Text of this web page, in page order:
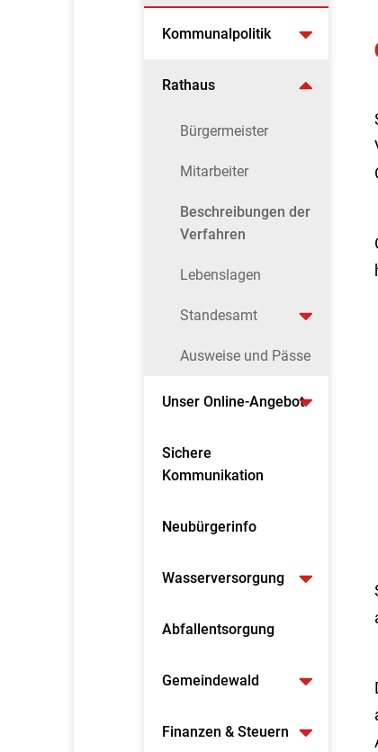
Kommunalpolitik
Rathaus
Bürgermeister
Mitarbeiter
Beschreibungen der
Verfahren
Lebenslagen
Standesamt
Ausweise und Pässe
Unser Online-Angebot
Sichere
Kommunikation
Neubürgerinfo
Wasserversorgung
Abfallentsorgung
Gemeindewald
Finanzen & Steuern